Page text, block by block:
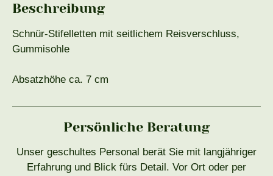
Beschreibung
Schnür-Stifelletten mit seitlichem Reisverschluss,
Gummisohle
Absatzhöhe ca. 7 cm
Persönliche Beratung
Unser geschultes Personal berät Sie mit langjähriger
Erfahrung und Blick fürs Detail. Vor Ort oder per